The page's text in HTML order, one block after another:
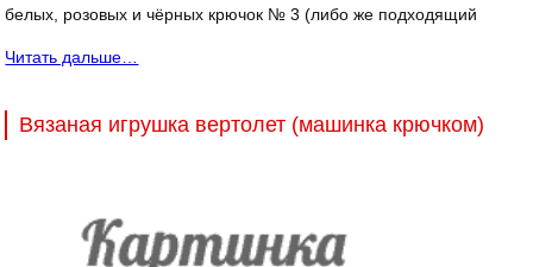
белых, розовых и чёрных крючок № 3 (либо же подходящий
Читать дальше…
Вязаная игрушка вертолет (машинка крючком)